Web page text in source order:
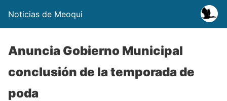
Noticias de Meoqui
Anuncia Gobierno Municipal
conclusión de la temporada de
poda